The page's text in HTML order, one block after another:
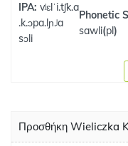
IPA: vʲɛlˈi.tʃk.a
.k.ɔpa.lɲ.ʲa
sɔli
Phonetic
sawli(pl)
Προσθήκη Wieliczka